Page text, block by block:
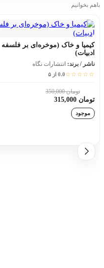
باهم بخوانیم
کیمیا و خاک (موخره‌ای بر فلسفه
ادبیات)
ناشر / برند: انتشارات نگاه
☆☆☆☆☆0.0 از ۵
تومان 350,000
تومان 315,000
موجود